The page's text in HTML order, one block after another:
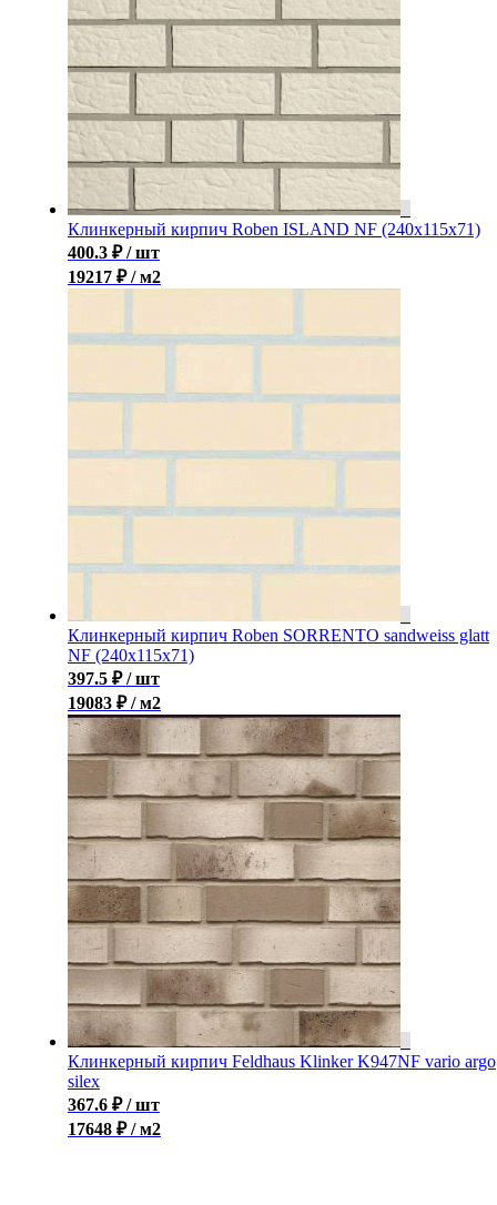
Клинкерный кирпич Roben ISLAND NF (240x115x71)
400.3 ₽ / шт
19217 ₽ / м2
Клинкерный кирпич Roben SORRENTO sandweiss glatt
NF (240x115x71)
397.5 ₽ / шт
19083 ₽ / м2
Клинкерный кирпич Feldhaus Klinker K947NF vario argo
silex
367.6 ₽ / шт
17648 ₽ / м2